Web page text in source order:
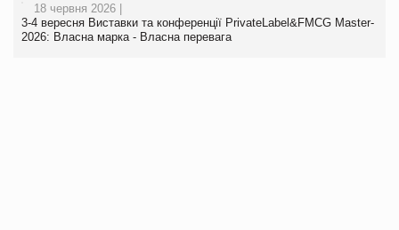
18 червня 2026 |
3-4 вересня Виставки та конференції PrivateLabel&FMCG Master-
2026: Власна марка - Власна перевага